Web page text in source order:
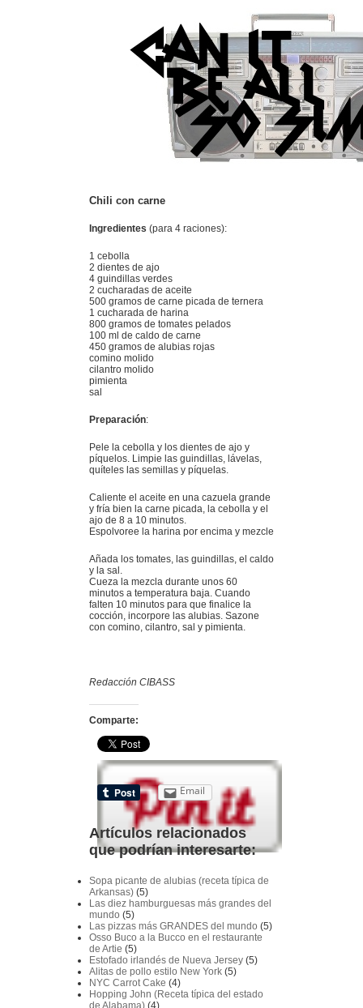
Chili con carne
Ingredientes (para 4 raciones):
1 cebolla
2 dientes de ajo
4 guindillas verdes
2 cucharadas de aceite
500 gramos de carne picada de ternera
1 cucharada de harina
800 gramos de tomates pelados
100 ml de caldo de carne
450 gramos de alubias rojas
comino molido
cilantro molido
pimienta
sal
Preparación:
Pele la cebolla y los dientes de ajo y
píquelos. Limpie las guindillas, lávelas,
quíteles las semillas y píquelas.
Caliente el aceite en una cazuela grande
y fría bien la carne picada, la cebolla y el
ajo de 8 a 10 minutos.
Espolvoree la harina por encima y mezcle
Añada los tomates, las guindillas, el caldo
y la sal.
Cueza la mezcla durante unos 60
minutos a temperatura baja. Cuando
falten 10 minutos para que finalice la
cocción, incorpore las alubias. Sazone
con comino, cilantro, sal y pimienta.
Redacción CIBASS
Comparte:
Email
Artículos relacionados
que podrían interesarte:
Sopa picante de alubias (receta típica de
Arkansas) (5)
Las diez hamburguesas más grandes del
mundo (5)
Las pizzas más GRANDES del mundo (5)
Osso Buco a la Bucco en el restaurante
de Artie (5)
Estofado irlandés de Nueva Jersey (5)
Alitas de pollo estilo New York (5)
NYC Carrot Cake (4)
Hopping John (Receta típica del estado
de Alabama) (4)